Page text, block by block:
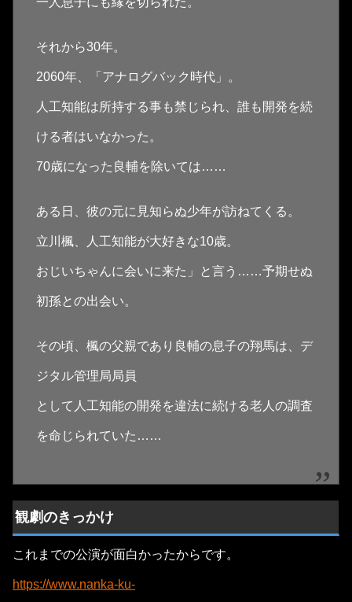
それから30年。
2060年、「アナログバック時代」。
人工知能は所持する事も禁じられ、誰も開発を続
ける者はいなかった。
70歳になった良輔を除いては……
ある日、彼の元に見知らぬ少年が訪ねてくる。
立川楓、人工知能が大好きな10歳。
おじいちゃんに会いに来た」と言う……予期せぬ
初孫との出会い。
その頃、楓の父親であり良輔の息子の翔馬は、デ
ジタル管理局局員
として人工知能の開発を違法に続ける老人の調査
を命じられていた……
観劇のきっかけ
これまでの公演が面白かったからです。
https://www.nanka-ku-